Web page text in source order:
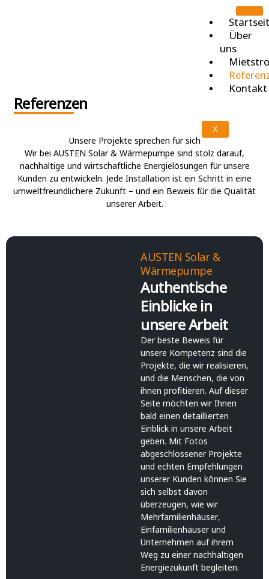
Über
uns
Kontakt
X
Referenzen
Unsere Projekte sprechen für sich
Wir bei AUSTEN Solar & Wärmepumpe sind stolz darauf,
nachhaltige und wirtschaftliche Energielösungen für unsere
Kunden zu entwickeln. Jede Installation ist ein Schritt in eine
umweltfreundlichere Zukunft – und ein Beweis für die Qualität
unserer Arbeit.
AUSTEN Solar &
Wärmepumpe
Authentische
Einblicke in
unsere Arbeit​
Der beste Beweis für
unsere Kompetenz sind die
Projekte, die wir realisieren,
und die Menschen, die von
ihnen profitieren. Auf dieser
Seite möchten wir Ihnen
bald einen detaillierten
Einblick in unsere Arbeit
geben. Mit Fotos
abgeschlossener Projekte
und echten Empfehlungen
unserer Kunden können Sie
sich selbst davon
überzeugen, wie wir
Mehrfamilienhäuser,
Einfamilienhäuser und
Unternehmen auf ihrem
Weg zu einer nachhaltigen
Energiezukunft begleiten.